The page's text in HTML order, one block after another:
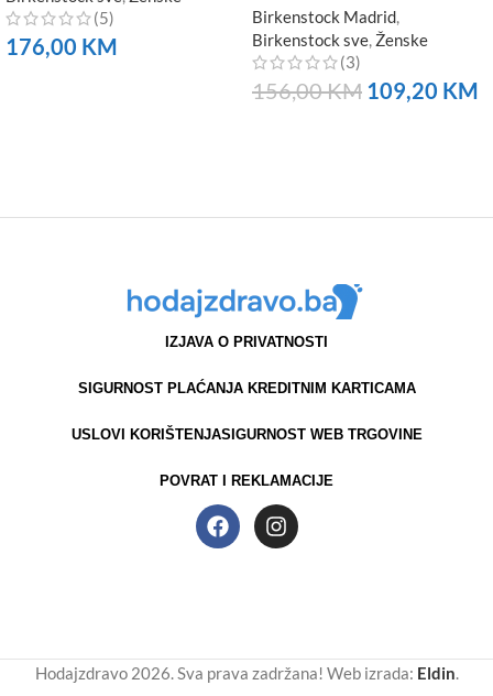
(5)
176,00 KM
Birkenstock Madrid
Birkenstock sve Ženske
(3)
156,00KM 109,20 KM
IZJAVA O PRIVATNOSTI
SIGURNOST PLAĆANJA KREDITNIM KARTICAMA
USLOVI KORIŠTENJASIGURNOST WEB TRGOVINE
POVRAT I REKLAMACIJE
Hodajzdravo 2026. Sva prava zadržana! Web izrada: Eldin.